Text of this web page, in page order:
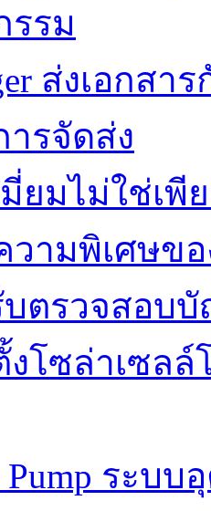
รรม
ส่งเอกส
รจัดส่ง
ยมไม่ใช่เพี
วามพิเศษข
บตรวจสอบ
โซล่าเซลล์
Pump ระบ